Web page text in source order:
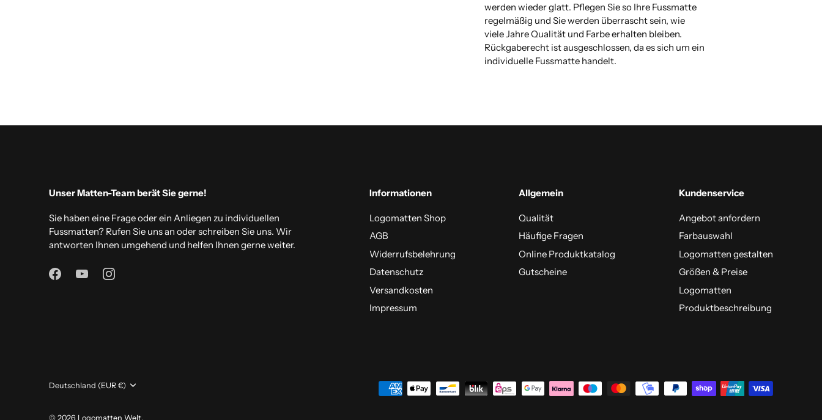
werden wieder glatt. Pflegen Sie so Ihre Fussmatte
regelmäßig und Sie werden überrascht sein, wie
viele Jahre Qualität und Farbe erhalten bleiben.
Rückgaberecht ist ausgeschlossen, da es sich um ein
individuelle Fussmatte handelt.
Unser Matten-Team berät Sie gerne!
Sie haben eine Frage oder ein Anliegen zu individuellen
Fussmatten? Rufen Sie uns an oder schreiben Sie uns. Wir
antworten Ihnen umgehend und helfen Ihnen gerne weiter.
Informationen
Logomatten Shop
AGB
Widerrufsbelehrung
Datenschutz
Versandkosten
Impressum
Allgemein
Qualität
Häufige Fragen
Online Produktkatalog
Gutscheine
Kundenservice
Angebot anfordern
Farbauswahl
Logomatten gestalten
Größen & Preise
Logomatten
Produktbeschreibung
Währung
Deutschland (EUR €)
© 2026 Logomatten Welt.